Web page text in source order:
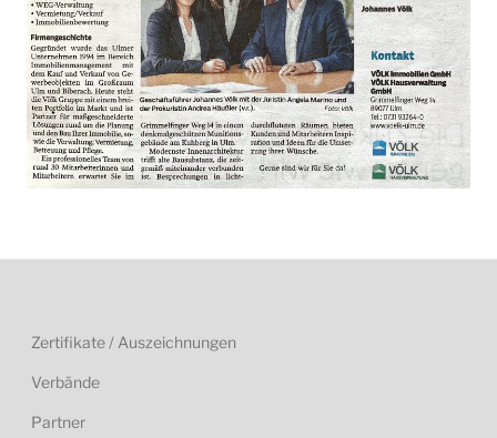
Zertifikate / Auszeichnungen
Verbände
Partner